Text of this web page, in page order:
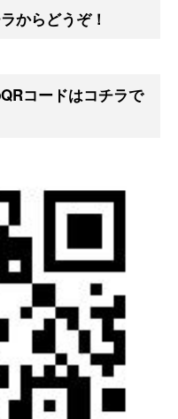
らどうぞ！
コードはコチラで